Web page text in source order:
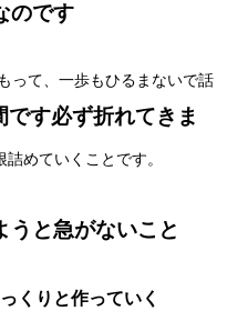
のです
って、一歩もひるまないで話
です必ず折れてきま
めていくことです。
うと急がないこと
くりと作っていく